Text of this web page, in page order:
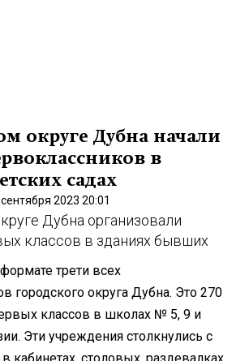
округе Дубна начали
в
садах
2023 20:01
Дубна организовали
классов в зданиях бывших
трети всех
городского округа Дубна. Это 270
классов в школах № 5, 9 и
Эти учреждения столкнулись с